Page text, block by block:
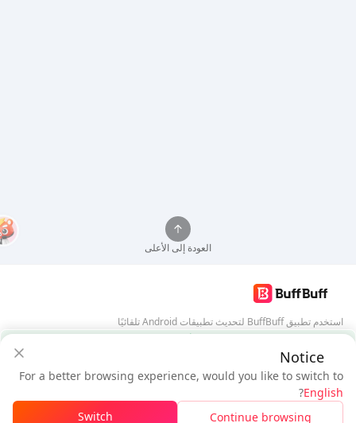
$21.32
مستخدم جديد: خصم
$22.86
Notice
For a better browsing experience, would you like to switch to
English
?
Continue browsing
Switch
العودة إلى الأعلى
استخدم تطبيق BuffBuff لتحديث تطبيقات Android تلقائيًا
تابعنا